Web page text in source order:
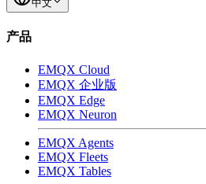
中文
产品
EMQX Cloud
EMQX 企业版
EMQX Edge
EMQX Neuron
EMQX Agents
EMQX Fleets
EMQX Tables